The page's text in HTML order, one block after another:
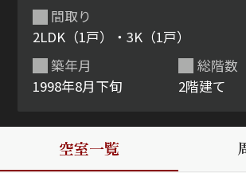
ルームツアー 動画ギャラリー
築年月
1998年8月下旬
間取り
2LDK（1戸）・3K（1戸）
総階数
2階建て
空室一覧